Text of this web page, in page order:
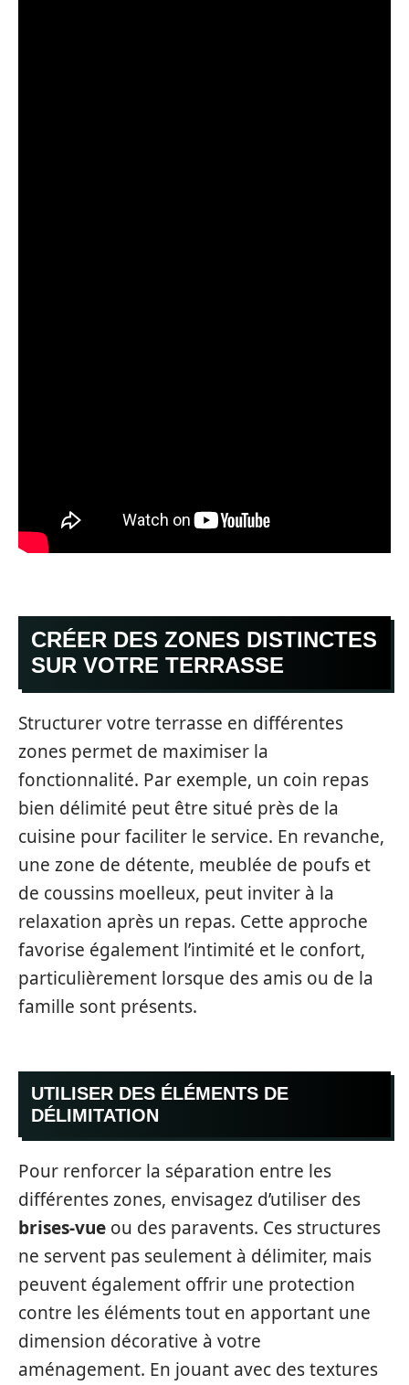
CRÉER DES ZONES DISTINCTES
SUR VOTRE TERRASSE
Structurer votre terrasse en différentes
zones permet de maximiser la
fonctionnalité. Par exemple, un coin repas
bien délimité peut être situé près de la
cuisine pour faciliter le service. En revanche,
une zone de détente, meublée de poufs et
de coussins moelleux, peut inviter à la
relaxation après un repas. Cette approche
favorise également l’intimité et le confort,
particulièrement lorsque des amis ou de la
famille sont présents.
UTILISER DES ÉLÉMENTS DE
DÉLIMITATION
Pour renforcer la séparation entre les
différentes zones, envisagez d’utiliser des
brises-vue ou des paravents. Ces structures
ne servent pas seulement à délimiter, mais
peuvent également offrir une protection
contre les éléments tout en apportant une
dimension décorative à votre
aménagement. En jouant avec des textures